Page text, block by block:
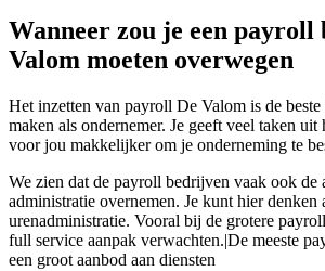
Wanneer zou je een
Valom moeten overwegen
Het inzetten van payroll De Valom is de
maken als ondernemer. Je geeft veel taken uit
voor jou makkelijker om je onderneming te
We zien dat de payroll bedrijven vaak ook de
administratie overnemen. Je kunt hier denken
urenadministratie. Vooral bij de grotere
full service aanpak verwachten.|De meeste
een groot aanbod aan diensten